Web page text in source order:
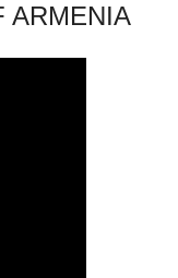
ARMENIA